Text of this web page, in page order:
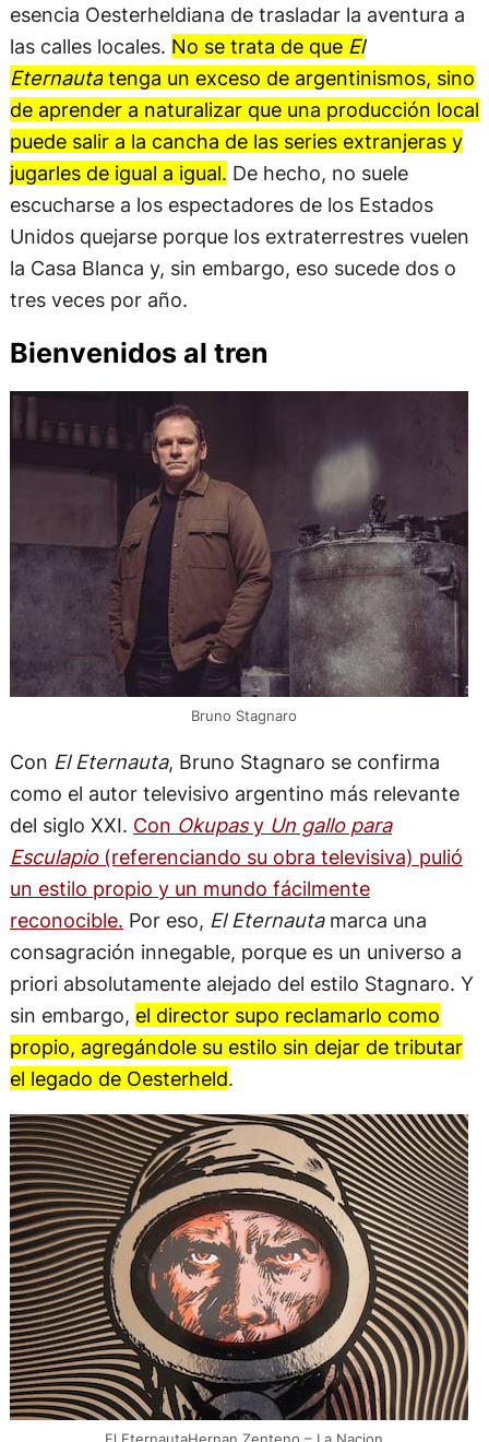
esencia Oesterheldiana de trasladar la aventura a
las calles locales. No se trata de que El
Eternautatenga un exceso de argentinismos, sino
de aprender a naturalizar que una producción local
puede salir a la cancha de las series extranjeras y
jugarles de igual a igual. De hecho, no suele
escucharse a los espectadores de los Estados
Unidos quejarse porque los extraterrestres vuelen
la Casa Blanca y, sin embargo, eso sucede dos o
tres veces por año.
Bienvenidos al tren
Bruno Stagnaro
Con El Eternauta, Bruno Stagnaro se confirma
como el autor televisivo argentino más relevante
del siglo XXI. Con Okupasy Un gallo para
Esculapio(referenciando su obra televisiva) pulió
un estilo propio y un mundo fácilmente
reconocible. Por eso, El Eternautamarca una
consagración innegable, porque es un universo a
priori absolutamente alejado del estilo Stagnaro. Y
sin embargo, el director supo reclamarlo como
propio, agregándole su estilo sin dejar de tributar
el legado de Oesterheld.
El EternautaHernan Zenteno – La Nacion